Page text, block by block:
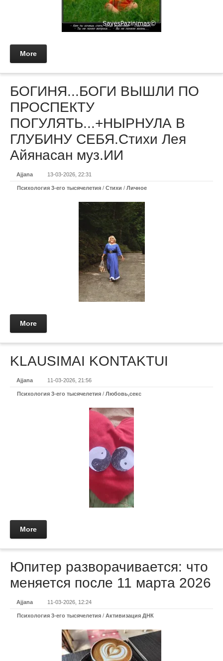
More
БОГИНЯ...БОГИ ВЫШЛИ ПО
ПРОСПЕКТУ
ПОГУЛЯТЬ...+НЫРНУЛА В
ГЛУБИНУ СЕБЯ.Стихи Лея
Айянасан муз.ИИ
Ajjana 13-03-2026, 22:31
Психология 3-его тысячелетия / Стихи / Личное
More
KLAUSIMAI KONTAKTUI
Ajjana 11-03-2026, 21:56
Психология 3-его тысячелетия / Любовь,секс
More
Юпитер разворачивается: что
меняется после 11 марта 2026
Ajjana 11-03-2026, 12:24
Психология 3-его тысячелетия / Активизация ДНК